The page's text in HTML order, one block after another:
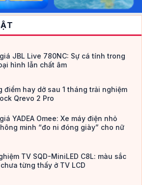
JBL Live 780NC: Sự cá tính trong
hình lẫn chất âm
điểm hay dở sau 1 tháng trải nghiệm
Qrevo 2 Pro
YADEA Omee: Xe máy điện nhỏ
minh “đo ni đóng giày” cho nữ
TV SQD-MiniLED C8L: màu sắc
từng thấy ở TV LCD